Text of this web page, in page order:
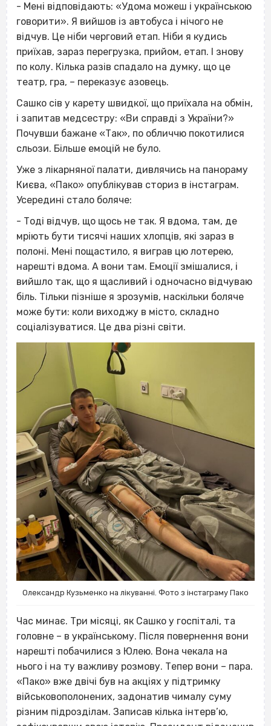
- Мені відповідають: «Удома можеш і українською
говорити». Я вийшов із автобуса і нічого не
відчув. Це ніби черговий етап. Ніби я кудись
приїхав, зараз перегрузка, прийом, етап. І знову
по колу. Кілька разів спадало на думку, що це
театр, гра, – переказує азовець.
Сашко сів у карету швидкої, що приїхала на обмін,
і запитав медсестру: «Ви справді з України?»
Почувши бажане «Так», по обличчю покотилися
сльози. Більше емоцій не було.
Уже з лікарняної палати, дивлячись на панораму
Києва, «Пако» опублікував сториз в інстаграм.
Усередині стало боляче:
- Тоді відчув, що щось не так. Я вдома, там, де
мріють бути тисячі наших хлопців, які зараз в
полоні. Мені пощастило, я виграв цю лотерею,
нарешті вдома. А вони там. Емоції змішалися, і
вийшло так, що я щасливий і одночасно відчуваю
біль. Тільки пізніше я зрозумів, наскільки боляче
може бути: коли виходжу в місто, складно
соціалізуватися. Це два різні світи.
Олександр Кузьменко на лікуванні. Фото з інстаграму Пако
Час минає. Три місяці, як Сашко у госпіталі, та
головне – в українському. Після повернення вони
нарешті побачилися з Юлею. Вона чекала на
нього і на ту важливу розмову. Тепер вони – пара.
«Пако» вже двічі був на акціях у підтримку
військовополонених, задонатив чималу суму
різним підрозділам. Записав кілька інтерв’ю,